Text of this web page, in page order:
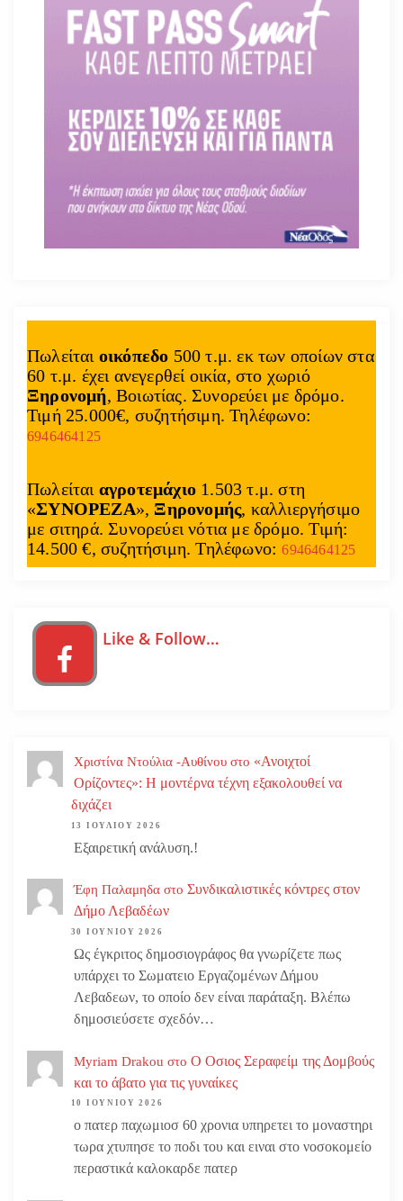
Πωλείται οικόπεδο 500 τ.μ. εκ των οποίων στα
60 τ.μ. έχει ανεγερθεί οικία, στο χωριό
Ξηρονομή, Βοιωτίας. Συνορεύει με δρόμο.
Τιμή 25.000€, συζητήσιμη. Τηλέφωνο:
6946464125
Πωλείται αγροτεμάχιο 1.503 τ.μ. στη
«ΣΥΝΟΡΕΖΑ», Ξηρονομής, καλλιεργήσιμο
με σιτηρά. Συνορεύει νότια με δρόμο. Τιμή:
14.500 €, συζητήσιμη. Τηλέφωνο:6946464125
Like & Follow…
Χριστίνα Ντούλια -Αυθίνου στο «Ανοιχτοί
Ορίζοντες»: Η μοντέρνα τέχνη εξακολουθεί να
διχάζει
13 ΙΟΥΛΊΟΥ 2026
Εξαιρετική ανάλυση.!
Έφη Παλαμηδα στο Συνδικαλιστικές κόντρες στον
Δήμο Λεβαδέων
30 ΙΟΥΝΊΟΥ 2026
Ως έγκριτος δημοσιογράφος θα γνωρίζετε πως
υπάρχει το Σωματειο Εργαζομένων Δήμου
Λεβαδεων, το οποίο δεν είναι παράταξη. Βλέπω
δημοσιεύσετε σχεδόν…
Myriam Drakou στο Ο Οσιος Σεραφείμ της Δομβούς
και το άβατο για τις γυναίκες
10 ΙΟΥΝΊΟΥ 2026
ο πατερ παχωμιοσ 60 χρονια υπηρετει το μοναστηρι
τωρα χτυπησε το ποδι του και ειναι στο νοσοκομείο
περαστικά καλοκαρδε πατερ